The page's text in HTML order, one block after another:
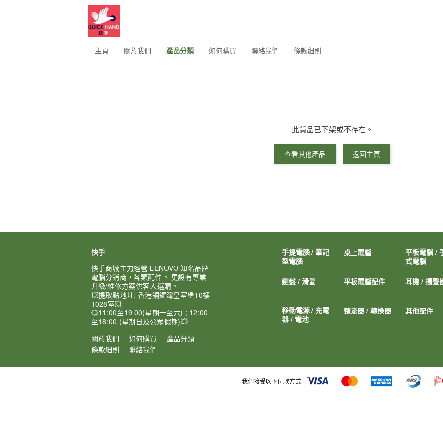
主頁 關於我們 產品分類 如何購買 聯絡我們 條款細則
此貨品已下架或不存在。
查看其他產品 返回主頁
快手
快手商城主力經營 LENOVO 知名品牌
電腦分銷商，各類配件。 更設有專業
升級/維修方案供客人選購。
💥提取點地址: 香港銅鑼灣皇室堡10樓
1028室💥
💥11:00至19:00(星期一至六) ; 12:00
至18:00 (星期日及公眾假期)💥
關於我們
如何購買
產品分類
條款細則
聯絡我們
手提電腦 / 筆記
型電腦
桌上電腦
平板電腦 /
式電腦
鍵盤 / 滑鼠 平板電腦配件 耳機 / 揚聲
移動電源 / 充電
器 / 電池
整流器 / 轉換器 其他配件
我們接受以下付款方式